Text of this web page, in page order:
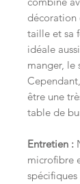
décoration
taille et sa
idéale
manger, le
être une
table de
Entretien :
microfibre